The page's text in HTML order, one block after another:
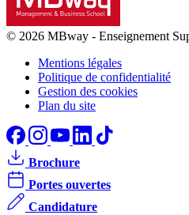
© 2026 MBway - Enseignement
Mentions légales
Politique de confidentialité
Gestion des cookies
Plan du site
Brochure
Portes ouvertes
Candidature